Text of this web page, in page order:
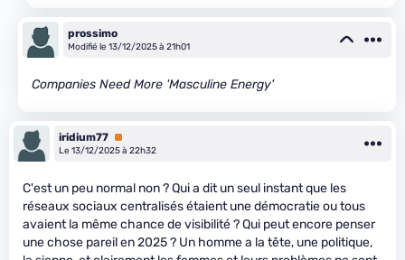
prossimo
Modifié le 13/12/2025 à 21h01
Companies Need More 'Masculine Energy'
iridium77 Premium
Le 13/12/2025 à 22h32
C'est un peu normal non ? Qui a dit un seul instant que les
réseaux sociaux centralisés étaient une démocratie ou tous
avaient la même chance de visibilité ? Qui peut encore penser
une chose pareil en 2025 ? Un homme a la tête, une politique,